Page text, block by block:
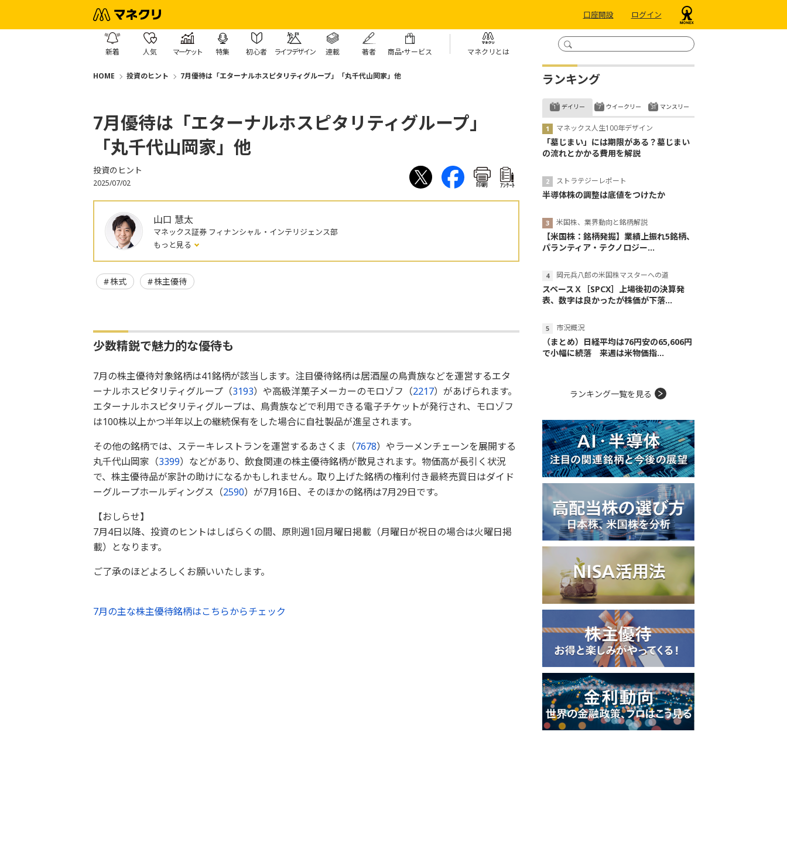
口座開設 ログイン
新着 人気 マーケット 特集 初心者 ライフデザイン 連載 著者 商品・サービス マネクリとは
HOME 投資のヒント 7月優待は「エターナルホスピタリティグループ」「丸千代山岡家」他
7月優待は「エターナルホスピタリティグループ」
「丸千代山岡家」他
投資のヒント
2025/07/02 印刷 ｱﾝｹｰﾄ
山口 慧太
マネックス証券 フィナンシャル・インテリジェンス部
もっと見る
株式 株主優待
少数精鋭で魅力的な優待も
7月の株主優待対象銘柄は41銘柄が該当します。注目優待銘柄は居酒屋の鳥貴族などを運営するエタ
ーナルホスピタリティグループ（3193）や高級洋菓子メーカーのモロゾフ（2217）があげられます。
エターナルホスピタリティグループは、鳥貴族などで利用できる電子チケットが発行され、モロゾフ
は100株以上かつ半年以上の継続保有をした場合に自社製品が進呈されます。
その他の銘柄では、ステーキレストランを運営するあさくま（7678）やラーメンチェーンを展開する
丸千代山岡家（3399）などがあり、飲食関連の株主優待銘柄が散見されます。物価高が長引く状況
で、株主優待品が家計の助けになるかもしれません。取り上げた銘柄の権利付き最終売買日はダイド
ーグループホールディングス（2590）が7月16日、そのほかの銘柄は7月29日です。
【おしらせ】
7月4日以降、投資のヒントはしばらくの間、原則週1回月曜日掲載（月曜日が祝日の場合は火曜日掲
載）となります。
ご了承のほどよろしくお願いいたします。
7月の主な株主優待銘柄はこちらからチェック
ランキング
デイリー
マネックス人生100年デザイン
「墓じまい」には期限がある？墓じまい
の流れとかかる費用を解説
ストラテジーレポート
半導体株の調整は底値をつけたか
米国株、業界動向と銘柄解説
【米国株：銘柄発掘】業績上振れ5銘柄、
パランティア・テクノロジー...
岡元兵八郎の米国株マスターへの道
スペースＸ［SPCX］上場後初の決算発
表、数字は良かったが株価が下落...
市況概況
（まとめ）日経平均は76円安の65,606円
で小幅に続落 来週は米物価指...
ウイークリー マンスリー
ランキング一覧を見る